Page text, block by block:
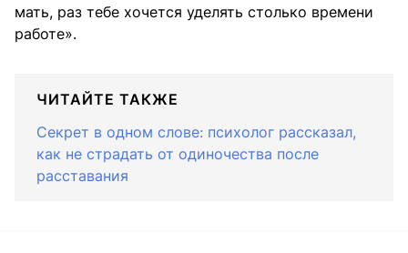
мать, раз тебе хочется уделять столько времени
работе».
ЧИТАЙТЕ ТАКЖЕ
Секрет в одном слове: психолог рассказал,
как не страдать от одиночества после
расставания